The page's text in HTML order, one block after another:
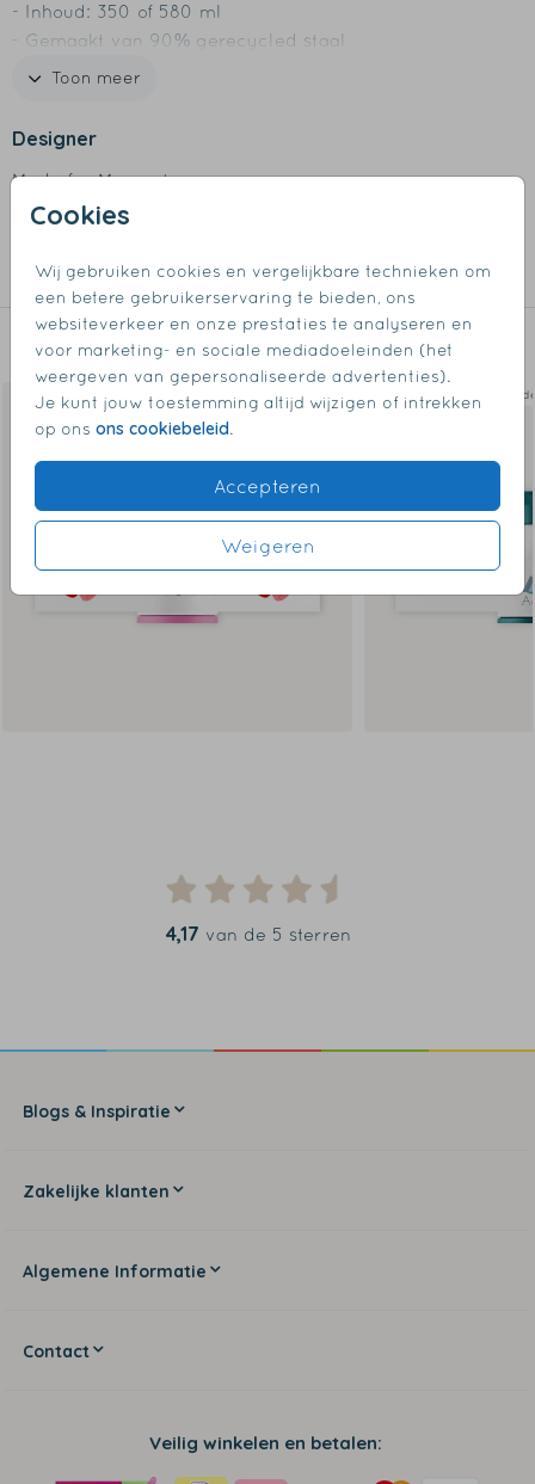
Cookies
Wij gebruiken cookies en vergelijkbare technieken om
een betere gebruikerservaring te bieden, ons
websiteverkeer en onze prestaties te analyseren en
voor marketing- en sociale mediadoeleinden (het
weergeven van gepersonaliseerde advertenties).
Je kunt jouw toestemming altijd wijzigen of intrekken
op ons ons cookiebeleid.
Accepteren
Weigeren
- Inhoud: 350 of 580 ml
- Gemaakt van 90% gerecycled staal
- Dubbelwandig vacuüm geïsoleerd
Toon meer
Designer
Made for Moments
Collectie
Thermosflessen
Dit vind je misschien ook leuk
Geïsoleerde thermosfles
4,17 van de 5 sterren
Blogs & Inspiratie
Zakelijke klanten
Algemene Informatie
Contact
Veilig winkelen en betalen: